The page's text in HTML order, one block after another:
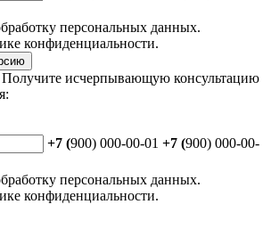
персональных данных.
конфиденциальности.
Получите исчерпывающую консультацию
+7 (900) 000-00-01 +7 (900) 000-00-
персональных данных.
конфиденциальности.